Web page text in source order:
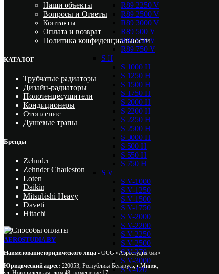
R89 2250 V
R89 2500 V
R89 3000 V
R89 500 V
R89 550 V
R89 750 V
S H
S 1000 H
S 1250 H
S 1500 H
S 1750 H
S 2000 H
S 2200 H
S 2250 H
S 2500 H
S 3000 H
S 500 H
S 550 H
S 750 H
S V
S V-1000
S V-1250
S V-1500
S V-1750
S V-2000
S V-2200
S V-2250
S V-2500
S V-270
S V-3000
S V-420
Наши объекты
Вопросы и Ответы
Контакты
Оплата и возврат
Политика конфиденциальности
КАТАЛОГ
Трубчатые радиаторы
Дизайн-радиаторы
Полотенцесушители
Кондиционеры
Отопление
Душевые трапы
Бренды
Zehnder
Zehnder Charleston
Loten
Daikin
Mitsubishi Heavy
Daveti
Hitachi
AEROSTUDIA.BY
Наименование юридического лица - ООО «Аэростудия бай»
Юридический адрес: 220053, Республика Беларусь, г.Минск,